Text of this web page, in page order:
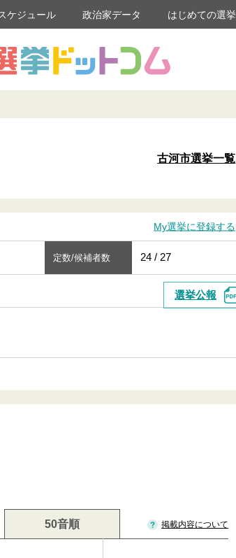
ケジュール 政治家データ はじめての選挙
古河市選挙一覧
My選挙に登録する
定数/候補者数 24 / 27
選挙公報
50音順 掲載内容について